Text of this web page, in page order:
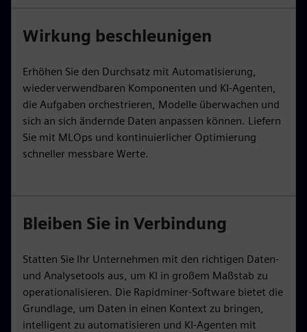
Wirkung beschleunigen
Erhöhen Sie den Durchsatz mit Automatisierung,
wiederverwendbaren Komponenten und KI-Agenten,
die Aufgaben orchestrieren, Modelle überwachen und
sich an sich ändernde Daten anpassen können. Liefern
Sie mit MLOps und kontinuierlicher Optimierung
schneller messbare Werte.
Bleiben Sie in Verbindung
Statten Sie Ihr Unternehmen mit den richtigen Daten-
und Analysetools aus, um KI in großem Maßstab zu
operationalisieren. Die Rapidminer-Software bietet die
Grundlage, um Daten in einen Kontext zu bringen,
intelligent zu automatisieren und KI-Agenten mit